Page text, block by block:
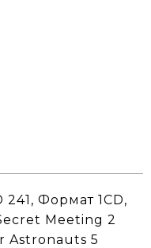
Формат 1CD,
Meeting 2
Astronauts 5